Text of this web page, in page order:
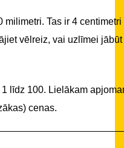
Tas ir 4 centimetri
vēlreiz, vai uzlīmei jābūt
līdz 100. Lielākam
cenas.